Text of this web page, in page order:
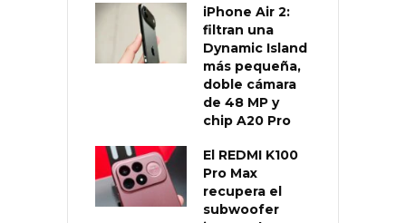
iPhone Air 2:
filtran una
Dynamic Island
más pequeña,
doble cámara
de 48 MP y
chip A20 Pro
El REDMI K100
Pro Max
recupera el
subwoofer